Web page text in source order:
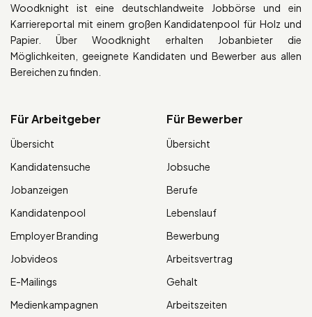
Woodknight ist eine deutschlandweite Jobbörse und ein
Karriereportal mit einem großen Kandidatenpool für Holz und
Papier. Über Woodknight erhalten Jobanbieter die
Möglichkeiten, geeignete Kandidaten und Bewerber aus allen
Bereichen zu finden.
Für Arbeitgeber
Übersicht
Kandidatensuche
Jobanzeigen
Kandidatenpool
Employer Branding
Jobvideos
E-Mailings
Medienkampagnen
Für Bewerber
Übersicht
Jobsuche
Berufe
Lebenslauf
Bewerbung
Arbeitsvertrag
Gehalt
Arbeitszeiten